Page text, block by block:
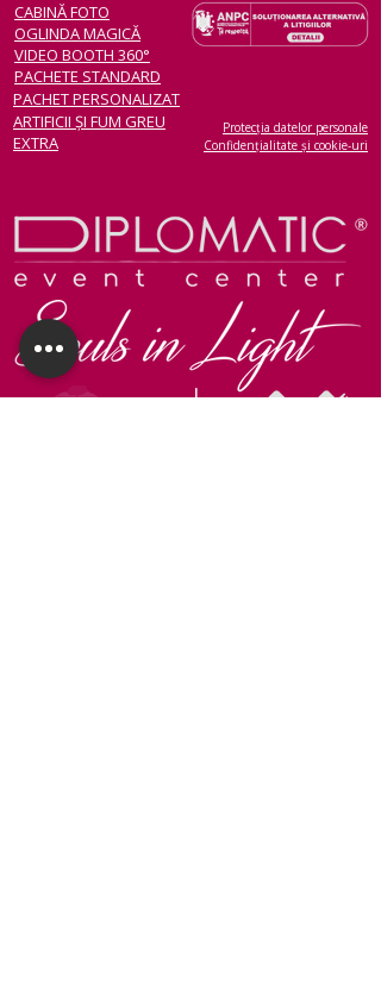
Protecția datelor personale
Confidențialitate și cookie-uri
CABINĂ FOTO
OGLINDA MAGICĂ
VIDEO BOOTH 360°
PACHETE STANDARD
PACHET PERSONALIZAT
ARTIFICII ȘI FUM GREU
EXTRA